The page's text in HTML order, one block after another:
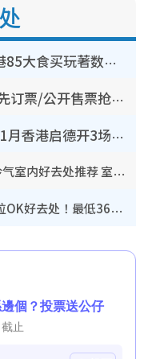
【8月生日优惠2026】全港85大食买玩著数攻略 自助餐/火锅放题同行免费＋诚品/DONKI送现金券
人夫集团｜Klook套票/优先订票/公开售票抢票攻略！附票价.购票连结.场地座位表
BIGBANG演唱会2026︱11月香港启德开3场！实名制VIP申请、优先购票攻略
香港室内好去处︱逾35大够冷气室内好去处推荐 室内活动免费避雨无惧下雨
KTV推荐2026︱全港13大卡拉OK好去处！最低36元起 日语歌都有！(附地址+收费详情)